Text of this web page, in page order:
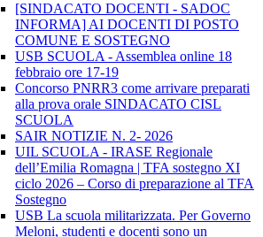
[SINDACATO DOCENTI - SADOC
INFORMA] AI DOCENTI DI POSTO
COMUNE E SOSTEGNO
USB SCUOLA - Assemblea online 18
febbraio ore 17-19
Concorso PNRR3 come arrivare preparati
alla prova orale SINDACATO CISL
SCUOLA
SAIR NOTIZIE N. 2- 2026
UIL SCUOLA - IRASE Regionale
dell’Emilia Romagna | TFA sostegno XI
ciclo 2026 – Corso di preparazione al TFA
Sostegno
USB La scuola militarizzata. Per Governo
Meloni, studenti e docenti sono un